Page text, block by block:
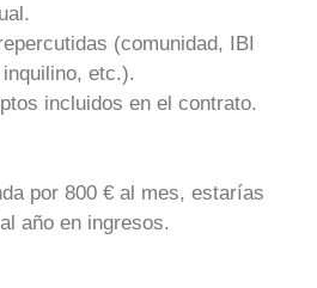
(comunidad, IBI
etc.).
incluidos en el contrato.
por 800 € al mes, estarías
año en ingresos.